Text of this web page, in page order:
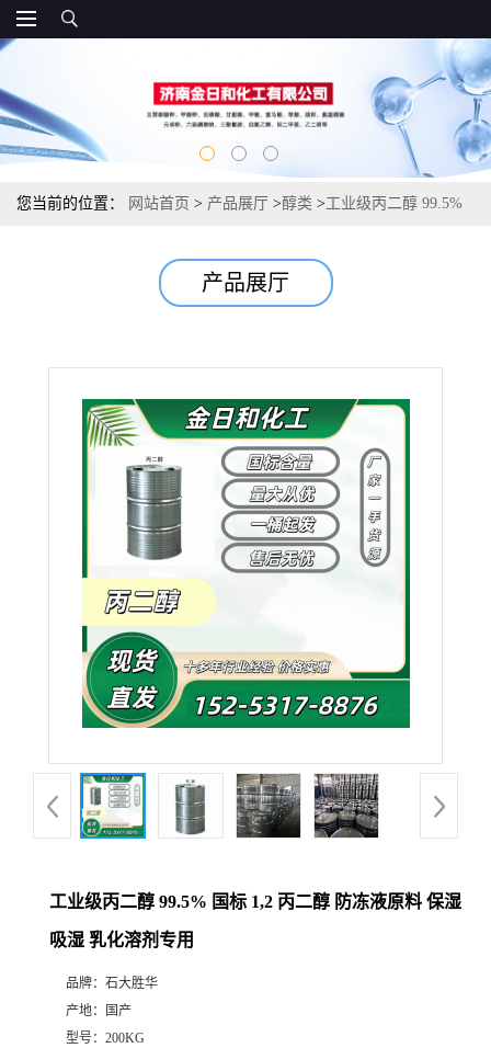
您当前的位置： 网站首页 > 产品展厅 >醇类 >工业级丙二醇 99.5%
产品展厅
工业级丙二醇 99.5% 国标 1,2 丙二醇 防冻液原料 保湿
吸湿 乳化溶剂专用
品牌： 石大胜华
产地：
国产
型号： 200KG